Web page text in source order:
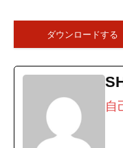
ダウンロードする
自